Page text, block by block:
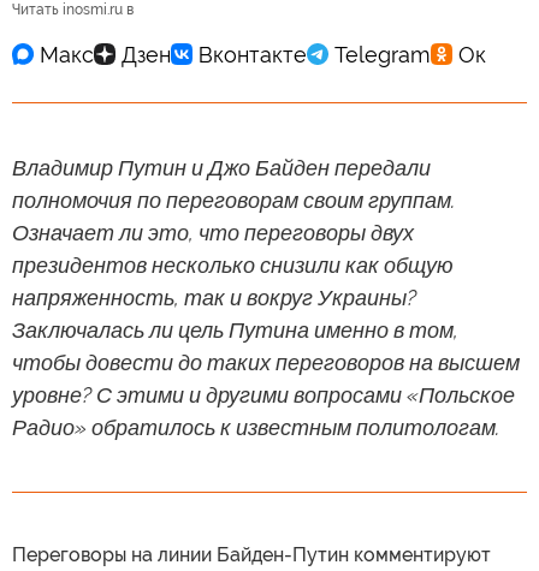
Читать inosmi.ru в
Владимир Путин и Джо Байден передали
полномочия по переговорам своим группам.
Означает ли это, что переговоры двух
президентов несколько снизили как общую
напряженность, так и вокруг Украины?
Заключалась ли цель Путина именно в том,
чтобы довести до таких переговоров на высшем
уровне? С этими и другими вопросами «Польское
Радио» обратилось к известным политологам.
Переговоры на линии Байден-Путин комментируют